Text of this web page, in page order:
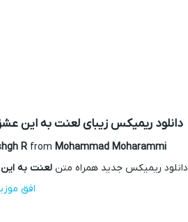
دانلود ریمیکس زیبای لعنت به این
R from Mohammad Moharammi
دانلود ریمیکس جدید همراه متنلعنت به
افق